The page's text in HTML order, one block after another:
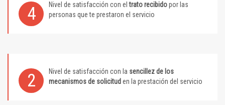
4 Nivel de satisfacción con eltrato recibidopor las
personas que te prestaron el servicio
2 Nivel de satisfacción con la sencillez de los
mecanismos de solicitud en la prestación del servicio